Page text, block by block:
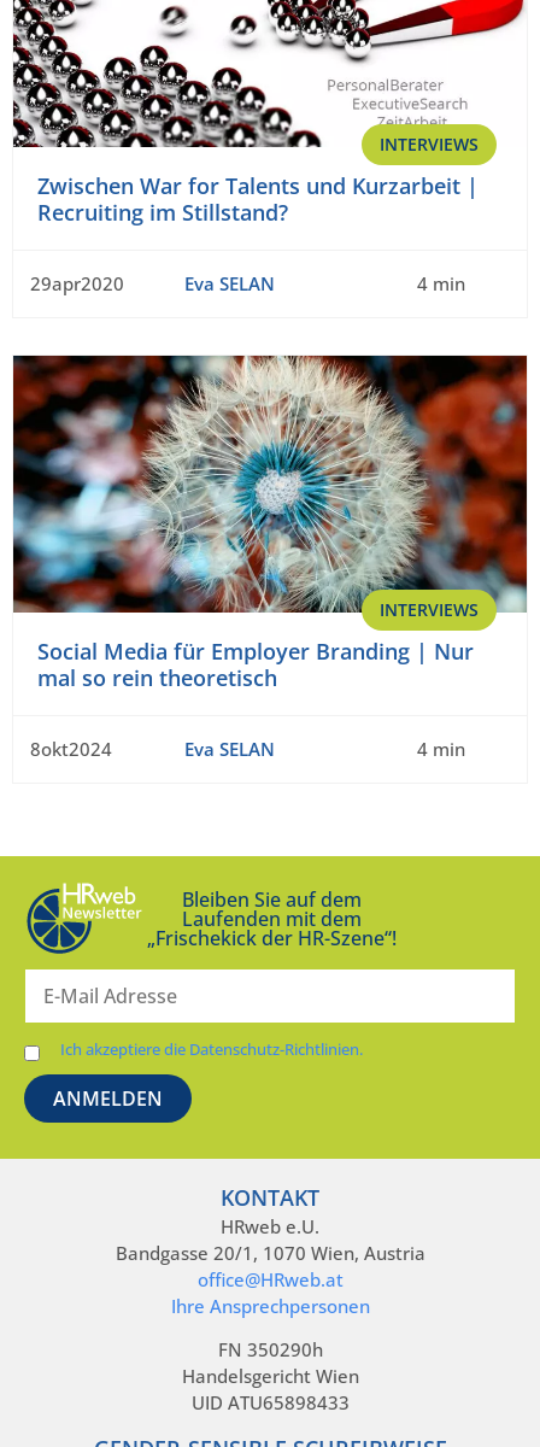
INTERVIEWS
Zwischen War for Talents und Kurzarbeit |
Recruiting im Stillstand?
29apr2020 Eva SELAN 4 min
INTERVIEWS
Social Media für Employer Branding | Nur
mal so rein theoretisch
8okt2024 Eva SELAN 4 min
Bleiben Sie auf dem
Laufenden mit dem
„Frischekick der HR-Szene“!
Ich akzeptiere die Datenschutz-Richtlinien.
KONTAKT
HRweb e.U.
Bandgasse 20/1, 1070 Wien, Austria
office@HRweb.at
Ihre Ansprechpersonen
FN 350290h
Handelsgericht Wien
UID ATU65898433